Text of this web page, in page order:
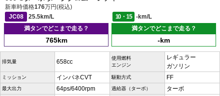
新車時価格176万円(税込)
JC08
25.5km/L 10・15
-km/L
満タンでどこまで走る？
765km
満タンでどこまで走る？
-km
排気量 658cc
使用燃料
エンジン
レギュラー
ガソリン
ミッション インパネCVT 駆動方式 FF
最大出力 64ps/6400rpm 過給器（ターボ） ターボ